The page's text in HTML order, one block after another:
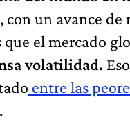
, con un avance de
el mercado
volatilidad.
entre las